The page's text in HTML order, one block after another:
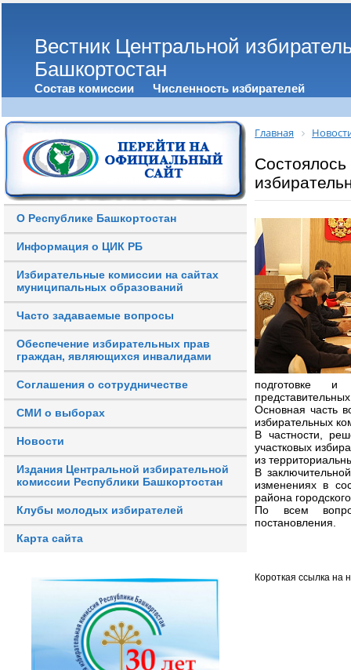
Вестник Центральной
Башкортостан
Состав комиссии Численность избирателей
О Республике Башкортостан
Информация о ЦИК РБ
Избирательные комиссии на сайтах
муниципальных образований
Часто задаваемые вопросы
Обеспечение избирательных прав
граждан, являющихся инвалидами
Соглашения о сотрудничестве
СМИ о выборах
Новости
Издания Центральной избирательной
комиссии Республики Башкортостан
Клубы молодых избирателей
Карта сайта
Главная
подготовке и
Основная часть
избирательных
В частности,
участковых
из
В
изменениях в
района
По всем
постановления.
Короткая ссылка на